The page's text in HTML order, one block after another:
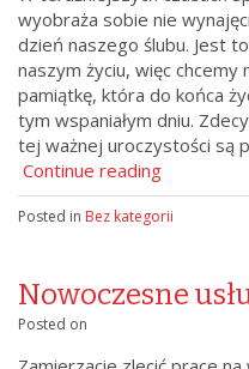
wyobraża sobie nie
dzień naszego ślubu. Jest
naszym życiu, więc
pamiątkę, która do końca
tym wspaniałym dniu.
tej ważnej uroczystości są
Continue reading
Posted in Bez kategorii
Nowoczesne
Posted on